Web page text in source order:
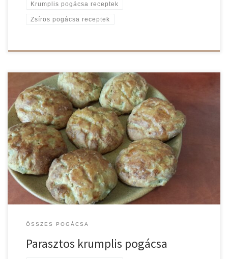
Krumplis pogácsa receptek
Zsíros pogácsa receptek
Fedezd fel az igazi parasztos ízeket! A jellegzetesen aranyló
külsejű és frissen sült pogácsa garantáltan felébreszti az
ízlelőbimbóidat. Egy harapás, és a parasztos ízek csábító
világában találod magad. Merülj el a régi idők boldogságában,
amit csak egy parasztos krumplis pogácsa nyújthat! Parasztos
krumplis pogácsa recept A krumplit meghámozzuk, felkockázzuk
és […]
ÖSSZES POGÁCSA
Parasztos krumplis pogácsa